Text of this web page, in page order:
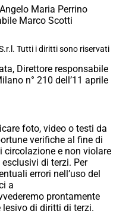
Maria Perrino
Marco Scotti
Tutti i diritti sono riservati
Direttore responsabile
n° 210 dell’11 aprile
foto, video o testi da
verifiche al fine di
circolazione e non violare
di terzi. Per
errori nell’uso del
a
prontamente
di diritti di terzi.